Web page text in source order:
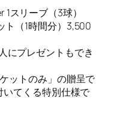
スリーブ（3球）
ト（1時間分）3,500
にプレゼントもでき
ットのみ」の贈呈で
てくる特別仕様で